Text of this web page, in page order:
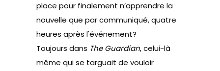
place pour finalement n’apprendre la
nouvelle que par communiqué, quatre
heures après l'événement?
Toujours dans The Guardian, celui-là
même qui se targuait de vouloir